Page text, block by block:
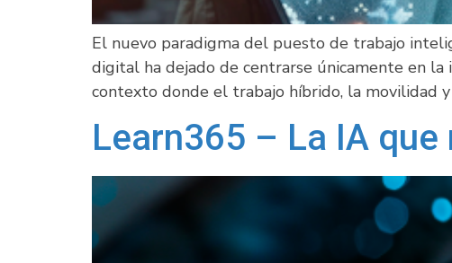
El nuevo paradigma del puesto de trabajo
digital ha dejado de centrarse únicamente en
contexto donde el trabajo híbrido, la movilidad
Learn365 – La IA